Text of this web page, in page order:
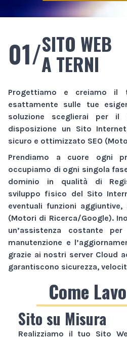
01/SITO WEB
A TERNI
Progettiamo e creiamo il
esattamente sulle tue
soluzione sceglierai per
disposizione un Sito Internet
sicuro e ottimizzato SEO
Prendiamo a cuore ogni
occupiamo di ogni singola
dominio in qualità di
sviluppo fisico del Sito
eventuali funzioni aggiuntive,
(Motori di Ricerca/Google).
un’assistenza costante
manutenzione e
grazie ai nostri server Cloud
garantiscono sicurezza,
Come
Sito su Misura
Realizziamo il tuo Sito